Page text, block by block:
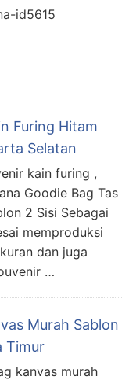
id5615
Furing Hitam
Selatan
kain furing ,
Goodie Bag Tas
2 Sisi Sebagai
memproduksi
dan juga
…
Murah Sablon
Timur
kanvas murah